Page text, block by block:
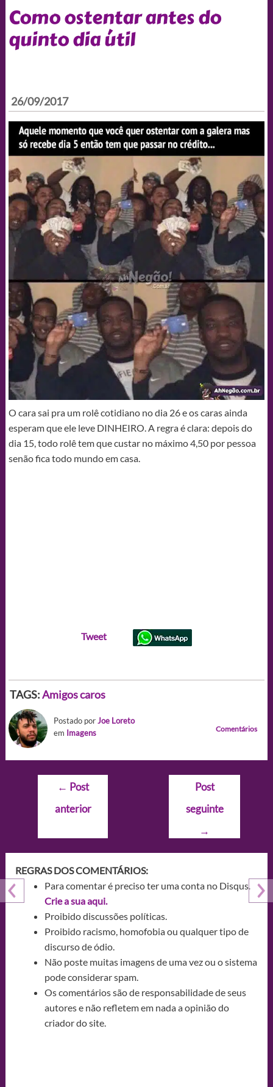
Como ostentar antes do
quinto dia útil
26/09/2017
O cara sai pra um rolê cotidiano no dia 26 e os caras ainda
esperam que ele leve DINHEIRO. A regra é clara: depois do
dia 15, todo rolê tem que custar no máximo 4,50 por pessoa
senão fica todo mundo em casa.
Tweet
TAGS:Amigos caros
Postado porJoe Loreto
em Imagens Comentários
Navegação
Post
← Post
anterior
Post
seguinte
→
REGRAS DOS COMENTÁRIOS:
Para comentar é preciso ter uma conta no Disqus.
Crie a sua aqui.
Proibido discussões políticas.
Proibido racismo, homofobia ou qualquer tipo de
discurso de ódio.
Não poste muitas imagens de uma vez ou o sistema
pode considerar spam.
Os comentários são de responsabilidade de seus
autores e não refletem em nada a opinião do
criador do site.